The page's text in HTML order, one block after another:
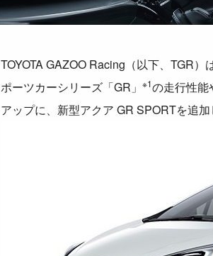
TOYOTA GAZOO Racing（以下、TGR
ポーツカーシリーズ「GR」※1の走行性
アップに、新型アクア GR SPORTを追加